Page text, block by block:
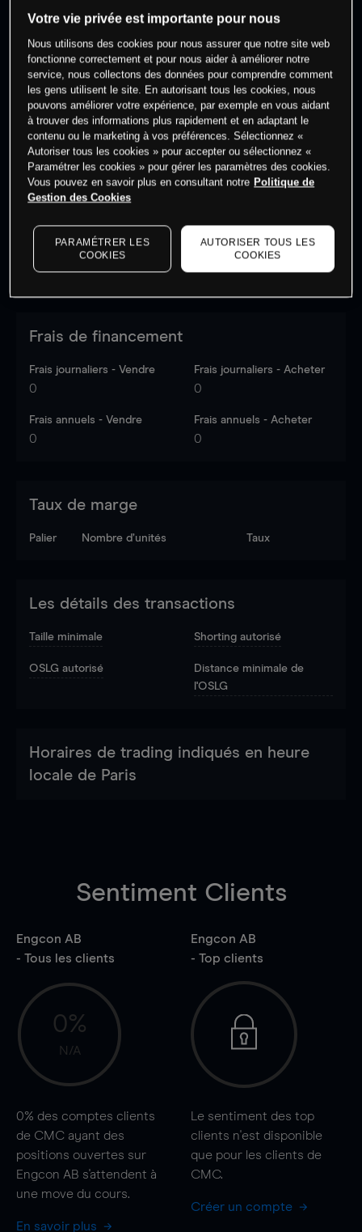
Commencez à trader
Les prix sont indicatifs.Connectez-vouspour voir les
dernières données du marché.
Log in
to see latest
Frais de financement
Frais journaliers - Vendre
0
Frais journaliers - Acheter
0
Frais annuels - Vendre
0
Frais annuels - Acheter
0
Taux de marge
Palier Nombre d’unités Taux
Les détails des transactions
Taille minimale Shorting autorisé
OSLG autorisé
Distance minimale de
l'OSLG
Horaires de trading indiqués en heure
locale de Paris
Sentiment Clients
Engcon AB
- Tous les clients
0%
N/A
0% des comptes clients
de CMC ayant des
positions ouvertes sur
Engcon AB s'attendent à
une move du cours.
En savoir plus
Engcon AB
- Top clients
Le sentiment des top
clients n'est disponible
que pour les clients de
CMC.
Créer un compte
Votre vie privée est importante pour nous
Nous utilisons des cookies pour nous assurer que notre site web
fonctionne correctement et pour nous aider à améliorer notre
service, nous collectons des données pour comprendre comment
les gens utilisent le site. En autorisant tous les cookies, nous
pouvons améliorer votre expérience, par exemple en vous aidant
à trouver des informations plus rapidement et en adaptant le
contenu ou le marketing à vos préférences. Sélectionnez «
Autoriser tous les cookies » pour accepter ou sélectionnez «
Paramétrer les cookies » pour gérer les paramètres des cookies.
Vous pouvez en savoir plus en consultant notre Politique de
Gestion des Cookies
PARAMÉTRER LES
COOKIES
AUTORISER TOUS LES
COOKIES